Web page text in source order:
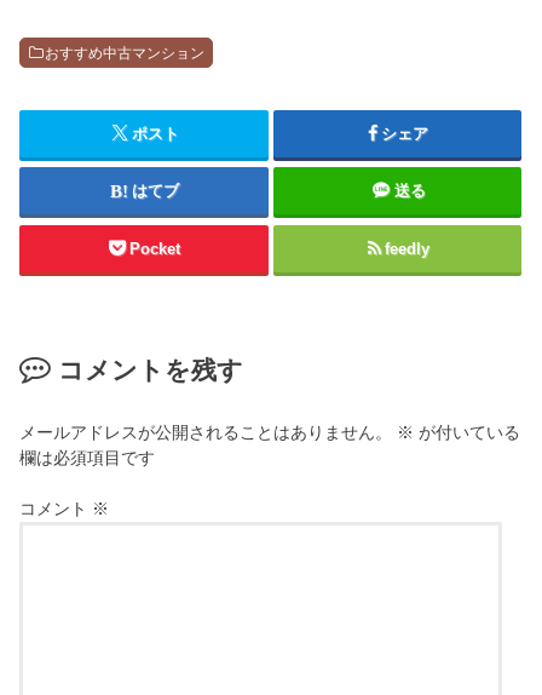
おすすめ中古マンション
ポスト シェア
はてブ 送る
Pocket feedly
コメントを残す
メールアドレスが公開されることはありません。 ※ が付いている
欄は必須項目です
コメント ※